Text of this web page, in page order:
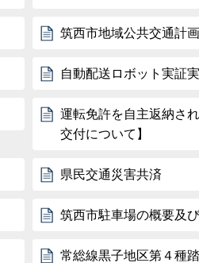
筑西市地域公共交通計
自動配送ロボット実証
運転免許を自主返納さ
交付について】
県民交通災害共済
筑西市駐車場の概要及
常総線黒子地区第４種